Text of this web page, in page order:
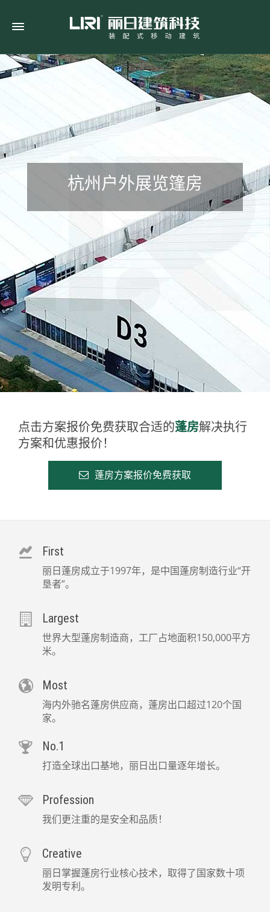
杭州户外展览篷房
点击方案报价免费获取合适的蓬房解决执行
方案和优惠报价！
蓬房方案报价免费获取
First
丽日蓬房成立于1997年，是中国蓬房制造行业“开
垦者”。
Largest
世界大型蓬房制造商，工厂占地面积150,000平方
米。
Most
海内外驰名蓬房供应商，蓬房出口超过120个国
家。
No.1
打造全球出口基地，丽日出口量逐年增长。
Profession
我们更注重的是安全和品质！
Creative
丽日掌握蓬房行业核心技术，取得了国家数十项
发明专利。